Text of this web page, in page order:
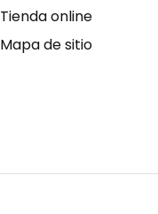
Tienda online
Mapa de sitio